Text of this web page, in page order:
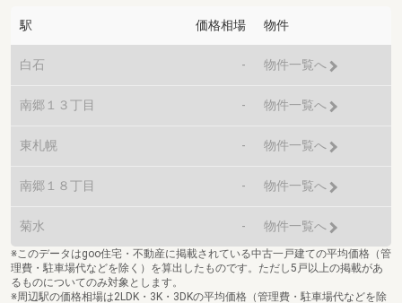
駅 価格相場 物件
白石 - 物件一覧へ
南郷１３丁目 - 物件一覧へ
東札幌 - 物件一覧へ
南郷１８丁目 - 物件一覧へ
菊水 - 物件一覧へ
※このデータはgoo住宅・不動産に掲載されている中古一戸建ての平均価格（管
理費・駐車場代などを除く）を算出したものです。ただし5戸以上の掲載があ
るものについてのみ対象とします。
※周辺駅の価格相場は2LDK・3K・3DKの平均価格（管理費・駐車場代などを除